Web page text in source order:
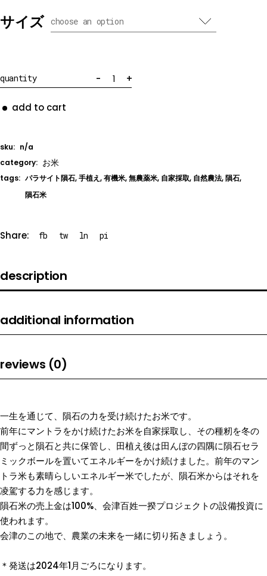
投資に使われます。
サイズ choose an option
隕石米 quantity
quantity - +
add to cart
sku: n/a
category: お米
tags: パラサイト隕石,手植え,有機米,無農薬米, 自家採取, 自然農法,隕石,
隕石米
Share: fb tw ln pi
description
additional information
reviews (0)
一生を通じて、隕石の力を受け続けたお米です。
前年にマントラをかけ続けたお米を自家採取し、その種籾を冬の
間ずっと隕石と共に保管し、田植え後は田んぼの四隅に隕石セラ
ミックボールを置いてエネルギーをかけ続けました。前年のマン
トラ米も素晴らしいエネルギー米でしたが、隕石米からはそれを
凌駕する力を感じます。
隕石米の売上金は100%、会津百姓一揆プロジェクトの設備投資に
使われます。
会津のこの地で、農業の未来を一緒に切り拓きましょう。
＊発送は2024年1月ごろになります。